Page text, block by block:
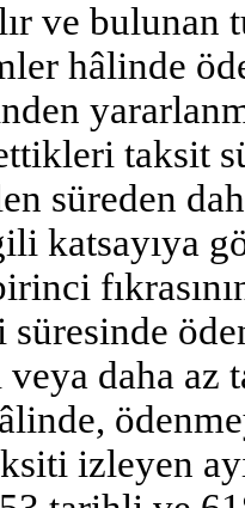
ve
hâlinde
taksit
süreden
katsayıya
daha az
izleyen